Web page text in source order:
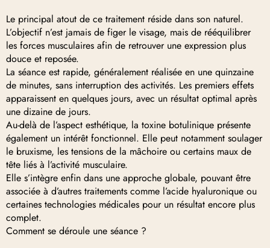
Le principal atout de ce traitement réside dans son naturel.
L’objectif n’est jamais de figer le visage, mais de rééquilibrer
les forces musculaires afin de retrouver une expression plus
douce et reposée.
La séance est rapide, généralement réalisée en une quinzaine
de minutes, sans interruption des activités. Les premiers effets
apparaissent en quelques jours, avec un résultat optimal après
une dizaine de jours.
Au-delà de l’aspect esthétique, la toxine botulinique présente
également un intérêt fonctionnel. Elle peut notamment soulager
le bruxisme, les tensions de la mâchoire ou certains maux de
tête liés à l’activité musculaire.
Elle s’intègre enfin dans une approche globale, pouvant être
associée à d’autres traitements comme l’acide hyaluronique ou
certaines technologies médicales pour un résultat encore plus
complet.
Comment se déroule une séance ?